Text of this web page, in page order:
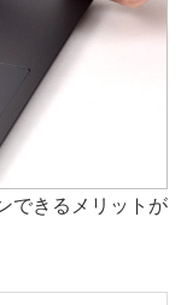
できるメリットが